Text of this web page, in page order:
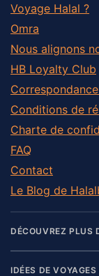
Voyage Halal ?
Omra
Nous alignons
HB Loyalty Club
Conditions de
Charte de
FAQ
Contact
Le Blog de
DÉCOUVREZ PLUS
IDÉES DE